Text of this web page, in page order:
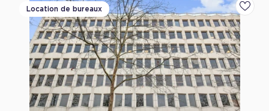
Location de bureaux